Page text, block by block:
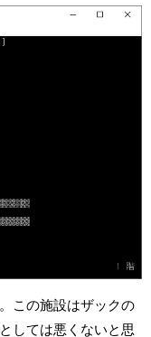
この施設はザックの
しては悪くないと思